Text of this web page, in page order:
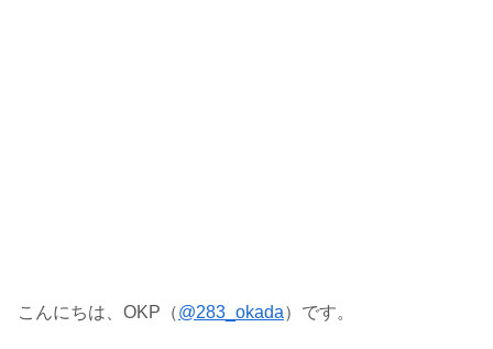
こんにちは、OKP（@283_okada）です。